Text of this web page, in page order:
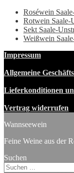
Roséwein
Rotwein Saale-
Sekt Saale-
Weißwein
Impressum
Allgemeine
Lieferkonditionen
Vertrag widerrufen
Wannseewein
Feine Weine aus der
Suchen
Suchen